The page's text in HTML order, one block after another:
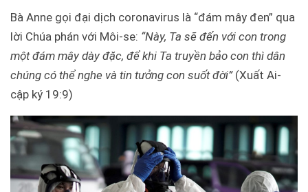
Bà Anne gọi đại dịch coronavirus là “đám mây đen” qua
lời Chúa phán với Môi-se: “Này, Ta sẽ đến với con trong
một đám mây dày đặc, để khi Ta truyền bảo con thì dân
chúng có thể nghe và tin tưởng con suốt đời” (Xuất Ai-
cập ký 19:9)